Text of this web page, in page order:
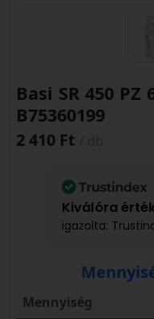
Basi SR 450
B75360199
2 410 Ft
Kiválóra
igazolta:
Mennyiség